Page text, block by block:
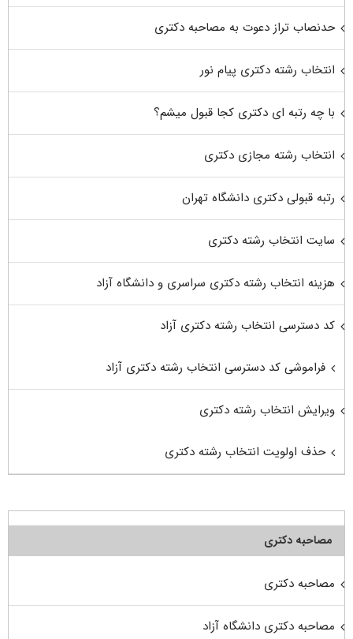
حدنصاب تراز دعوت به مصاحبه دکتری
انتخاب رشته دکتری پیام نور
با چه رتبه ای دکتری کجا قبول میشم؟
انتخاب رشته مجازی دکتری
رتبه قبولی دکتری دانشگاه تهران
سایت انتخاب رشته دکتری
هزینه انتخاب رشته دکتری سراسری و دانشگاه آزاد
کد دسترسی انتخاب رشته دکتری آزاد
فراموشی کد دسترسی انتخاب رشته دکتری آزاد
ویرایش انتخاب رشته دکتری
حذف اولویت انتخاب رشته دکتری
مصاحبه دکتری
مصاحبه دکتری
مصاحبه دکتری دانشگاه آزاد